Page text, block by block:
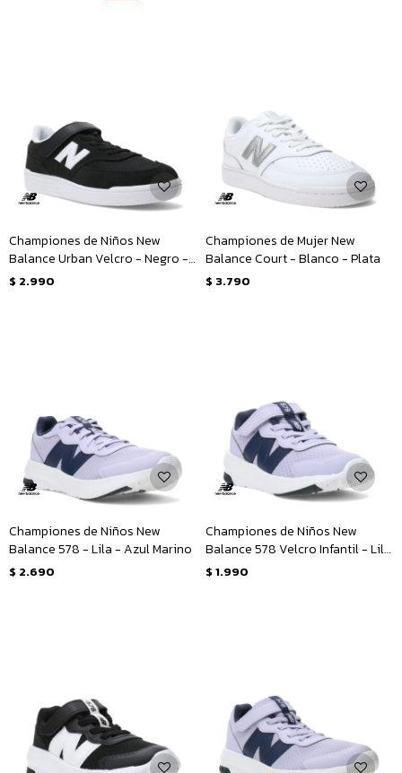
Championes de Niños New
Balance Urban Velcro - Negro -
Blanco
$ 2.990
Championes de Mujer New
Balance Court - Blanco - Plata
$ 3.790
Championes de Niños New
Balance 578 - Lila - Azul Marino
$ 2.690
Championes de Niños New
Balance 578 Velcro Infantil - Lila
- Azul Marino
$ 1.990